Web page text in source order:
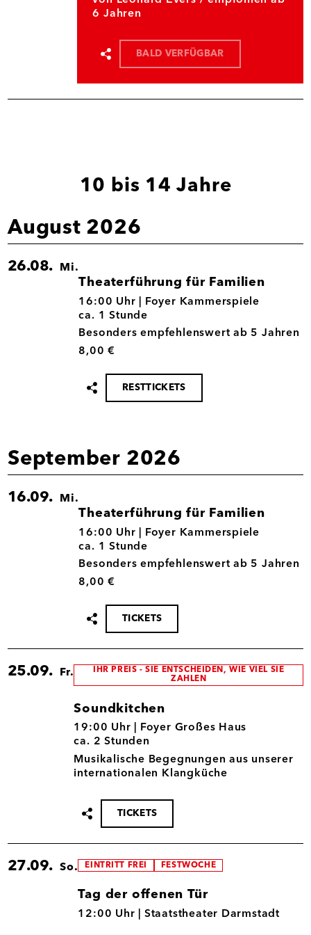
6 Jahren
Termin
teilen
BALD VERFÜGBAR
10 bis 14 Jahre
August 2026
26.08. Mi.
Theaterführung für Familien
26.08.
16:00 Uhr |
Foyer Kammerspiele
ca. 1 Stunde
Besonders empfehlenswert ab 5 Jahren
8,00 €
Termin
teilen
RESTTICKETS
September 2026
16.09. Mi.
Theaterführung für Familien
16.09.
16:00 Uhr |
Foyer Kammerspiele
ca. 1 Stunde
Besonders empfehlenswert ab 5 Jahren
8,00 €
Termin
teilen
TICKETS
25.09. Fr.
IHR PREIS - SIE ENTSCHEIDEN, WIE VIEL SIE
ZAHLEN
Soundkitchen
25.09.
19:00 Uhr |
Foyer Großes Haus
ca. 2 Stunden
Musikalische Begegnungen aus unserer
internationalen Klangküche
Termin
teilen
TICKETS
27.09. So. EINTRITT FREI FESTWOCHE
Tag der offenen Tür
27.09.
12:00 Uhr | Staatstheater Darmstadt